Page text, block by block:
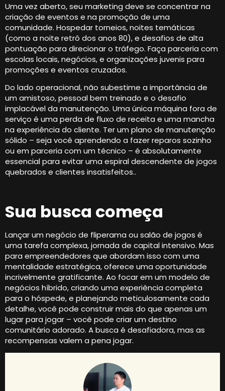
Uma vez aberto, seu marketing deve se concentrar na
criação de eventos e na promoção de uma
comunidade. Hospedar torneios, noites temáticas
(como a noite retrô dos anos 80), e desafios de alta
pontuação para direcionar o tráfego. Faça parceria com
escolas locais, negócios, e organizações juvenis para
promoções e eventos cruzados.
Do lado operacional, não subestime a importância de
um amistoso, pessoal bem treinado e o desafio
implacável da manutenção. Uma única máquina fora de
serviço é uma perda de fluxo de receita e uma mancha
na experiência do cliente. Ter um plano de manutenção
sólido – seja você aprendendo a fazer reparos sozinho
ou em parceria com um técnico – é absolutamente
essencial para evitar uma espiral descendente de jogos
quebrados e clientes insatisfeitos..
Sua busca começa
Lançar um negócio de fliperama ou salão de jogos é
uma tarefa complexa, jornada de capital intensivo. Mas
para empreendedores que abordam isso com uma
mentalidade estratégica, oferece uma oportunidade
incrivelmente gratificante. Ao focar em um modelo de
negócios híbrido, criando uma experiência completa
para o hóspede, e planejando meticulosamente cada
detalhe, você pode construir mais do que apenas um
lugar para jogar – você pode criar um destino
comunitário adorado. A busca é desafiadora, mas as
recompensas valem a pena jogar.